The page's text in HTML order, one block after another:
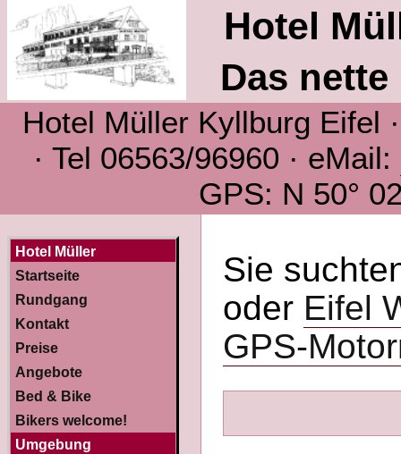
Hotel
Das
Hotel Müller Kyllburg Eifel
· Tel 06563/96960 · eMail:
GPS: N 50°
Hotel Müller
Startseite
Rundgang
Kontakt
Preise
Angebote
Bed & Bike
Bikers welcome!
Umgebung
Sie
oder Eifel
GPS-